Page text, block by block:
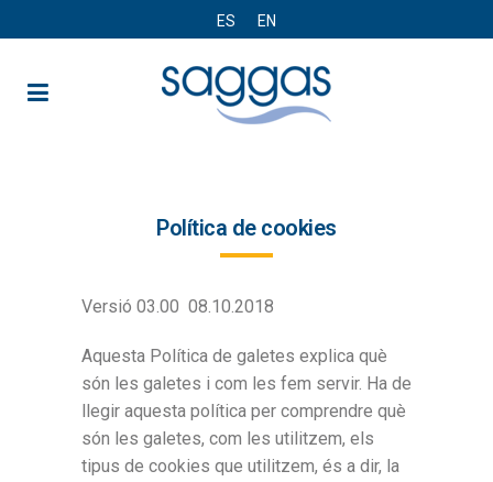
ES EN
Política de cookies
Versió 03.00 08.10.2018
Aquesta Política de galetes explica què
són les galetes i com les fem servir. Ha de
llegir aquesta política per comprendre què
són les galetes, com les utilitzem, els
tipus de cookies que utilitzem, és a dir, la